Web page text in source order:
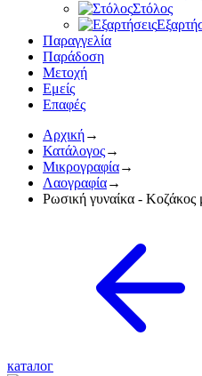
Στόλος
Παραγγελία
Παράδοση
Mετοχή
Εμείς
Επαφές
Αρχική→
Κατάλογος→
Μικρογραφία→
Λαογραφία→
Ρωσική γυναίκα - Κοζάκος
каталог